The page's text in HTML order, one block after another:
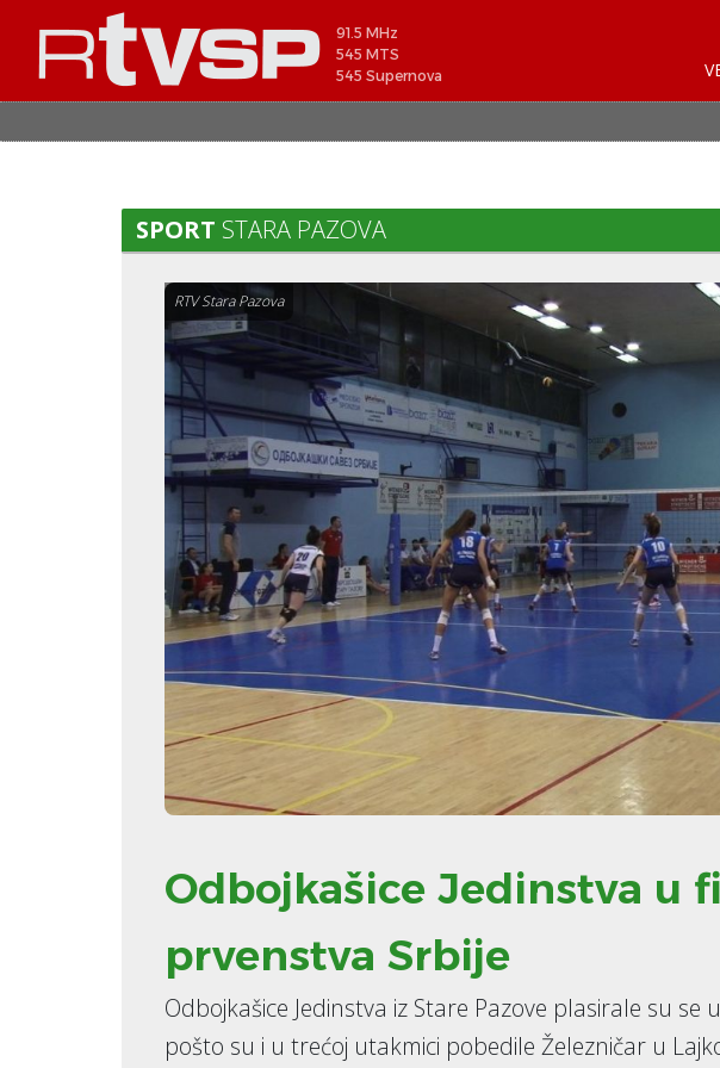
91.5 MHz
545 MTS
545 Supernova
SPORT STARA PAZOVA
RTV Stara Pazova
Odbojkašice Jedinstva u
prvenstva Srbije
Odbojkašice Jedinstva iz Stare Pazove plasirale su
pošto su i u trećoj utakmici pobedile Železničar u